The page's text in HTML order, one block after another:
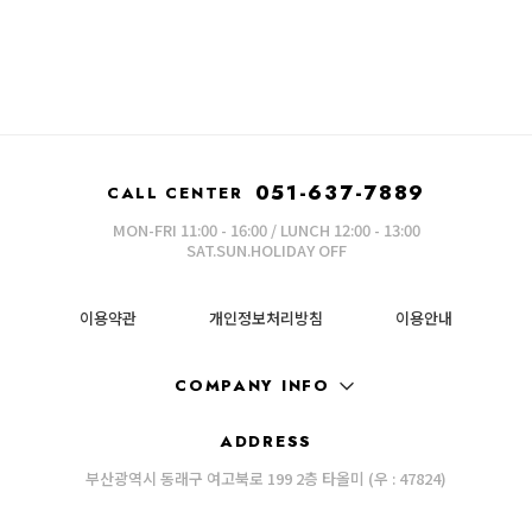
CALL CENTER 051-637-7889
MON-FRI 11:00 - 16:00 / LUNCH 12:00 - 13:00
SAT.SUN.HOLIDAY OFF
이용약관 개인정보처리방침 이용안내
COMPANY INFO
ADDRESS
부산광역시 동래구 여고북로 199 2층 타올미 (우 : 47824)